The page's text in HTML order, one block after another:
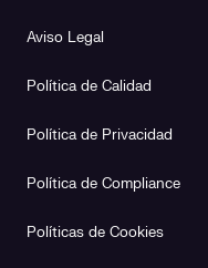
Aviso Legal
Política de Calidad
Política de Privacidad
Política de Compliance
Políticas de Cookies